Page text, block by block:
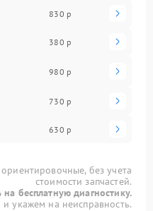
830 р
380 р
980 р
730 р
630 р
без учета
стоимости запчастей.
на бесплатную диагностику.
укажем на неисправность.